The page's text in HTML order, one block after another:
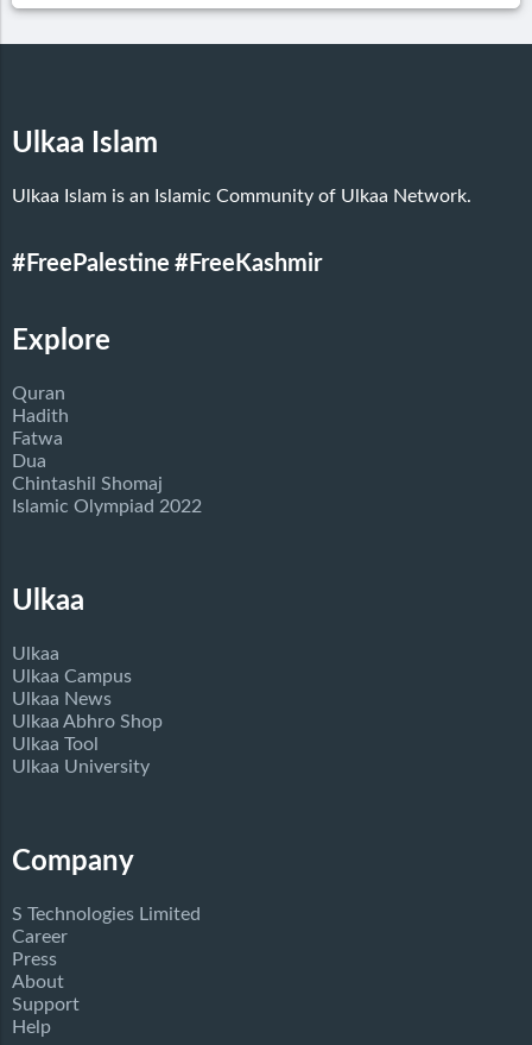
Ulkaa Islam
Ulkaa Islam is an Islamic Community of Ulkaa Network.
#FreePalestine #FreeKashmir
Explore
Quran
Hadith
Fatwa
Dua
Chintashil Shomaj
Islamic Olympiad 2022
Ulkaa
Ulkaa
Ulkaa Campus
Ulkaa News
Ulkaa Abhro Shop
Ulkaa Tool
Ulkaa University
Company
S Technologies Limited
Career
Press
About
Support
Help